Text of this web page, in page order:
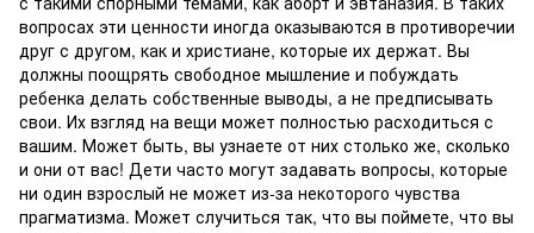
вопросах эти ценности иногда оказываются в противоречии
друг с другом, как и христиане, которые их держат. Вы
должны поощрять свободное мышление и побуждать
ребенка делать собственные выводы, а не предписывать
свои. Их взгляд на вещи может полностью расходиться с
вашим. Может быть, вы узнаете от них столько же, сколько
и они от вас! Дети часто могут задавать вопросы, которые
ни один взрослый не может из-за некоторого чувства
прагматизма. Может случиться так, что вы поймете, что вы